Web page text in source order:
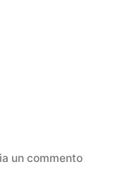
un commentosu